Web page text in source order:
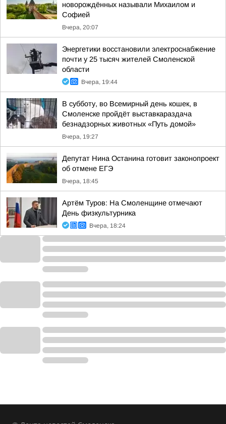
новорождённых называли Михаилом и
Софией
Вчера, 20:07
Энергетики восстановили электроснабжение
почти у 25 тысяч жителей Смоленской
области
Вчера, 19:44
В субботу, во Всемирный день кошек, в
Смоленске пройдёт выставкараздача
безнадзорных животных «Путь домой»
Вчера, 19:27
Депутат Нина Останина готовит законопроект
об отмене ЕГЭ
Вчера, 18:45
Артём Туров: На Смоленщине отмечают
День физкультурника
Вчера, 18:24